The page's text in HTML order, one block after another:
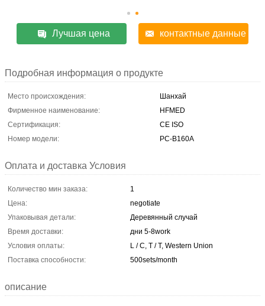
Лучшая цена контактные данные
Подробная информация о продукте
Место происхождения:
Шанхай
Фирменное наименование:
HFMED
Сертификация:
CE ISO
Номер модели:
РС-В160А
Оплата и доставка Условия
Количество мин заказа:
1
Цена:
negotiate
Упаковывая детали:
Деревянный случай
Время доставки:
дни 5-8work
Условия оплаты:
L / C, T / T, Western Union
Поставка способности:
500sets/month
описание